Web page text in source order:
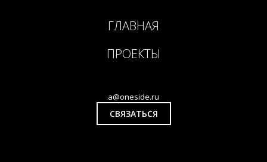
ГЛАВНАЯ
ПРОЕКТЫ
a@oneside.ru
СВЯЗАТЬСЯ